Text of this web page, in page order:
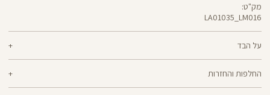
על הבד
החלפות והחזרות
מק"ט:
LA01035_LM016
petra - בד גמיש, מחטב ומנדף זיעה שמעניק עיצוב לגזרה תוך כדי שמירה על